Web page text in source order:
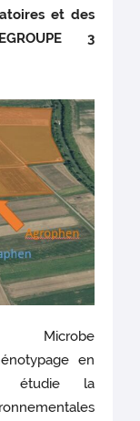
et des
3
en
étudie la